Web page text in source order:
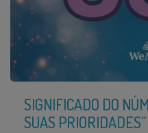
SIGNIFICADO DO
SUAS PRIORIDADES”